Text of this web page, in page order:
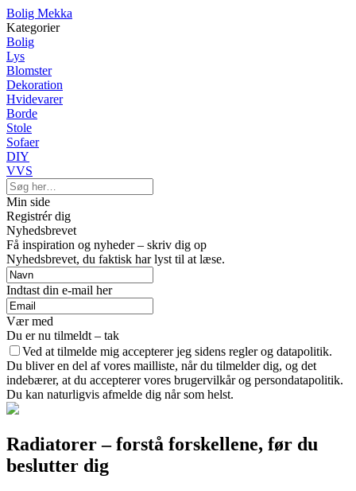
Bolig Mekka
Kategorier
Bolig
Lys
Blomster
Dekoration
Hvidevarer
Borde
Stole
Sofaer
DIY
VVS
Min side
Registrér dig
Nyhedsbrevet
Få inspiration og nyheder – skriv dig op
Nyhedsbrevet, du faktisk har lyst til at læse.
Indtast din e-mail her
Vær med
Du er nu tilmeldt – tak
Ved at tilmelde mig accepterer jeg sidens regler og datapolitik.
Du bliver en del af vores mailliste, når du tilmelder dig, og det
indebærer, at du accepterer vores brugervilkår og persondatapolitik.
Du kan naturligvis afmelde dig når som helst.
Radiatorer – forstå forskellene, før du
beslutter dig